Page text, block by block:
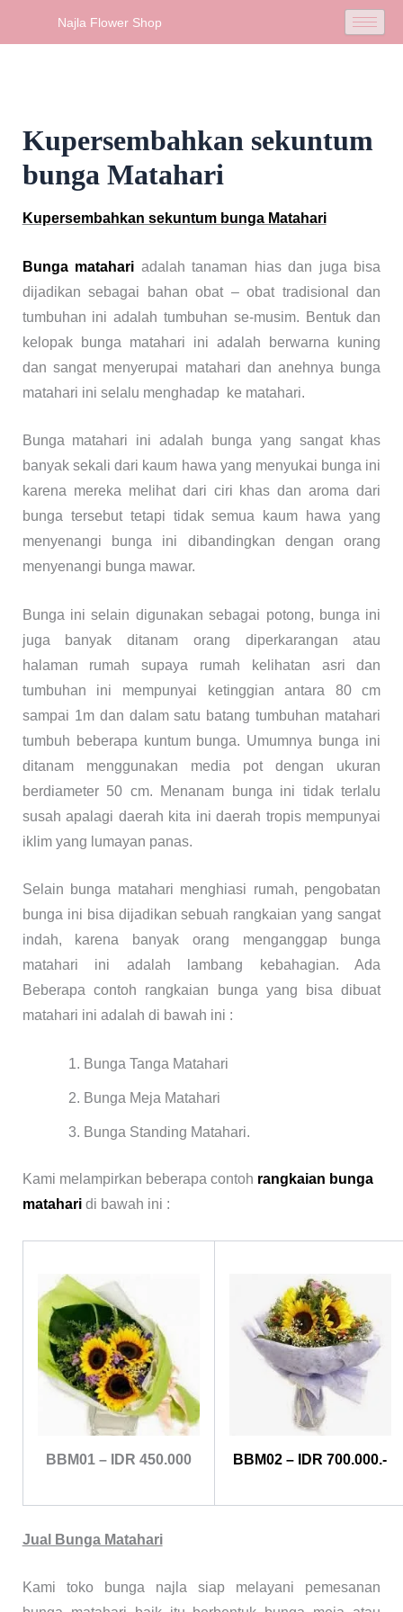
Najla Flower Shop
Kupersembahkan sekuntum
bunga Matahari
Kupersembahkan sekuntum bunga Matahari
Bunga matahari adalah tanaman hias dan juga bisa
dijadikan sebagai bahan obat – obat tradisional dan
tumbuhan ini adalah tumbuhan se-musim. Bentuk dan
kelopak bunga matahari ini adalah berwarna kuning
dan sangat menyerupai matahari dan anehnya bunga
matahari ini selalu menghadap ke matahari.
Bunga matahari ini adalah bunga yang sangat khas
banyak sekali dari kaum hawa yang menyukai bunga ini
karena mereka melihat dari ciri khas dan aroma dari
bunga tersebut tetapi tidak semua kaum hawa yang
menyenangi bunga ini dibandingkan dengan orang
menyenangi bunga mawar.
Bunga ini selain digunakan sebagai potong, bunga ini
juga banyak ditanam orang diperkarangan atau
halaman rumah supaya rumah kelihatan asri dan
tumbuhan ini mempunyai ketinggian antara 80 cm
sampai 1m dan dalam satu batang tumbuhan matahari
tumbuh beberapa kuntum bunga. Umumnya bunga ini
ditanam menggunakan media pot dengan ukuran
berdiameter 50 cm. Menanam bunga ini tidak terlalu
susah apalagi daerah kita ini daerah tropis mempunyai
iklim yang lumayan panas.
Selain bunga matahari menghiasi rumah, pengobatan
bunga ini bisa dijadikan sebuah rangkaian yang sangat
indah, karena banyak orang menganggap bunga
matahari ini adalah lambang kebahagian. Ada
Beberapa contoh rangkaian bunga yang bisa dibuat
matahari ini adalah di bawah ini :
Bunga Tanga Matahari
Bunga Meja Matahari
Bunga Standing Matahari.
Kami melampirkan beberapa contoh rangkaian bunga
mataharidi bawah ini :
BBM01 – IDR 450.000 BBM02 – IDR 700.000.-
Jual Bunga Matahari
Kami toko bunga najla siap melayani pemesanan